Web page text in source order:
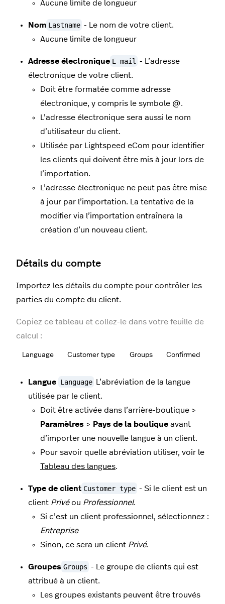
Aucune limite de longueur
Nom Lastname - Le nom de votre client.
Aucune limite de longueur
Adresse électronique E-mail
- L’adresse
électronique de votre client.
Doit être formatée comme adresse
électronique, y compris le symbole @.
L’adresse électronique sera aussi le nom
d’utilisateur du client.
Utilisée par Lightspeed eCom pour identifier
les clients qui doivent être mis à jour lors de
l’importation.
L’adresse électronique ne peut pas être mise
à jour par l’importation. La tentative de la
modifier via l’importation entraînera la
création d’un nouveau client.
Détails du compte
Importez les détails du compte pour contrôler les
parties du compte du client.
Copiez ce tableau et collez-le dans votre feuille de
calcul :
Language Customer type Groups Confirmed
Langue Language
L’abréviation de la langue
utilisée par le client.
Doit être activée dans l’arrière-boutique >
Paramètres > Pays de la boutique avant
d’importer une nouvelle langue à un client.
Pour savoir quelle abréviation utiliser, voir le
Tableau des langues.
Type de client Customer type - Si le client est un
client Privéou Professionnel.
Si c’est un client professionnel, sélectionnez :
Entreprise
Sinon, ce sera un client Privé.
Groupes Groups - Le groupe de clients qui est
attribué à un client.
Les groupes existants peuvent être trouvés